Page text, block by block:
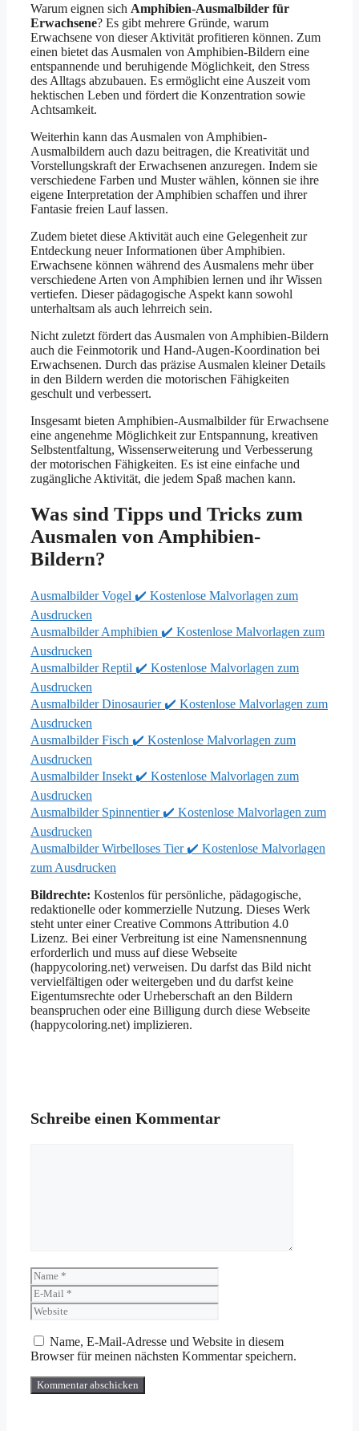
Warum eignen sich Amphibien-Ausmalbilder für
Erwachsene? Es gibt mehrere Gründe, warum
Erwachsene von dieser Aktivität profitieren können. Zum
einen bietet das Ausmalen von Amphibien-Bildern eine
entspannende und beruhigende Möglichkeit, den Stress
des Alltags abzubauen. Es ermöglicht eine Auszeit vom
hektischen Leben und fördert die Konzentration sowie
Achtsamkeit.
Weiterhin kann das Ausmalen von Amphibien-
Ausmalbildern auch dazu beitragen, die Kreativität und
Vorstellungskraft der Erwachsenen anzuregen. Indem sie
verschiedene Farben und Muster wählen, können sie ihre
eigene Interpretation der Amphibien schaffen und ihrer
Fantasie freien Lauf lassen.
Zudem bietet diese Aktivität auch eine Gelegenheit zur
Entdeckung neuer Informationen über Amphibien.
Erwachsene können während des Ausmalens mehr über
verschiedene Arten von Amphibien lernen und ihr Wissen
vertiefen. Dieser pädagogische Aspekt kann sowohl
unterhaltsam als auch lehrreich sein.
Nicht zuletzt fördert das Ausmalen von Amphibien-Bildern
auch die Feinmotorik und Hand-Augen-Koordination bei
Erwachsenen. Durch das präzise Ausmalen kleiner Details
in den Bildern werden die motorischen Fähigkeiten
geschult und verbessert.
Insgesamt bieten Amphibien-Ausmalbilder für Erwachsene
eine angenehme Möglichkeit zur Entspannung, kreativen
Selbstentfaltung, Wissenserweiterung und Verbesserung
der motorischen Fähigkeiten. Es ist eine einfache und
zugängliche Aktivität, die jedem Spaß machen kann.
Was sind Tipps und Tricks zum
Ausmalen von Amphibien-
Bildern?
Ausmalbilder Vogel ✔️ Kostenlose Malvorlagen zum
Ausdrucken
Ausmalbilder Amphibien ✔️ Kostenlose Malvorlagen zum
Ausdrucken
Ausmalbilder Reptil ✔️ Kostenlose Malvorlagen zum
Ausdrucken
Ausmalbilder Dinosaurier ✔️ Kostenlose Malvorlagen zum
Ausdrucken
Ausmalbilder Fisch ✔️ Kostenlose Malvorlagen zum
Ausdrucken
Ausmalbilder Insekt ✔️ Kostenlose Malvorlagen zum
Ausdrucken
Ausmalbilder Spinnentier ✔️ Kostenlose Malvorlagen zum
Ausdrucken
Ausmalbilder Wirbelloses Tier ✔️ Kostenlose Malvorlagen
zum Ausdrucken
Bildrechte: Kostenlos für persönliche, pädagogische,
redaktionelle oder kommerzielle Nutzung. Dieses Werk
steht unter einer Creative Commons Attribution 4.0
Lizenz. Bei einer Verbreitung ist eine Namensnennung
erforderlich und muss auf diese Webseite
(happycoloring.net) verweisen. Du darfst das Bild nicht
vervielfältigen oder weitergeben und du darfst keine
Eigentumsrechte oder Urheberschaft an den Bildern
beanspruchen oder eine Billigung durch diese Webseite
(happycoloring.net) implizieren.
Schreibe einen Kommentar
Name
Mail
Name, E-Mail-Adresse und Website in diesem
Browser für meinen nächsten Kommentar speichern.